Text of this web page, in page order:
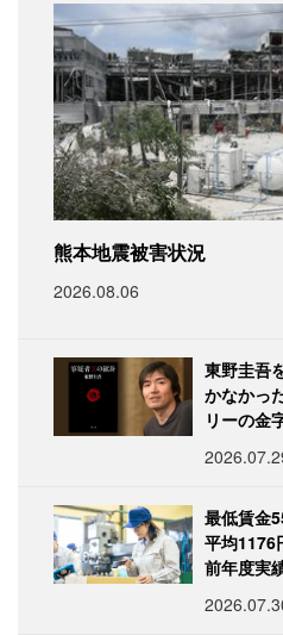
熊本地震被害状況
2026.08.06
東野圭吾
かなかっ
リーの金
最低賃金
平均
前年度実